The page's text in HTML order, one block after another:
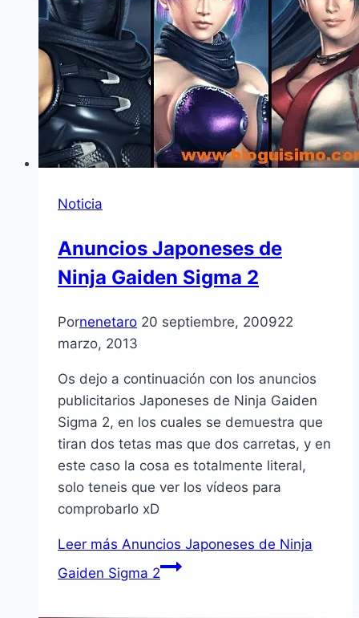
Noticia
Anuncios Japoneses de
Ninja Gaiden Sigma 2
Pornenetaro 20 septiembre, 200922
marzo, 2013
Os dejo a continuación con los anuncios
publicitarios Japoneses de Ninja Gaiden
Sigma 2, en los cuales se demuestra que
tiran dos tetas mas que dos carretas, y en
este caso la cosa es totalmente literal,
solo teneis que ver los ví­deos para
comprobarlo xD
Leer más Anuncios Japoneses de Ninja
Gaiden Sigma 2